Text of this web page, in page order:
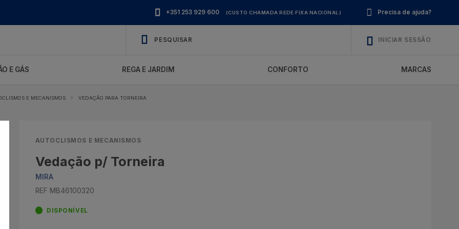
Precisa de ajuda?
+351 253 929 600 (CUSTO CHAMADA REDE FIXA NACIONAL)
INICIAR SESSÃO
E GÁS REGA E JARDIM CONFORTO MARCAS
E MECANISMOS VEDAÇÃO PARA TORNEIRA
AUTOCLISMOS E MECANISMOS
Vedação p/ Torneira
MIRA
REF MB46100320
DISPONÍVEL